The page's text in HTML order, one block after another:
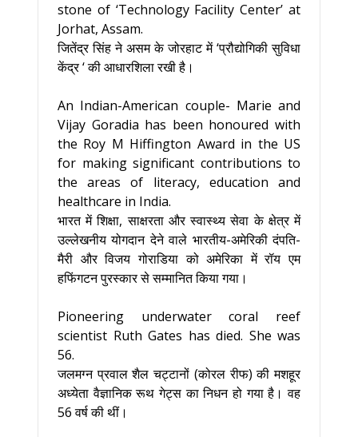
stone of ‘Technology Facility Center’ at
Jorhat, Assam.
जितेंद्र सिंह ने असम के जोरहाट में ‘प्रौद्योगिकी सुविधा
केंद्र ‘ की आधारशिला रखी है।
An Indian-American couple- Marie and
Vijay Goradia has been honoured with
the Roy M Hiffington Award in the US
for making significant contributions to
the areas of literacy, education and
healthcare in India.
भारत में शिक्षा, साक्षरता और स्वास्थ्य सेवा के क्षेत्र में
उल्लेखनीय योगदान देने वाले भारतीय-अमेरिकी दंपति-
मैरी और विजय गोराडिया को अमेरिका में रॉय एम
हफिंगटन पुरस्कार से सम्मानित किया गया।
Pioneering underwater coral reef
scientist Ruth Gates has died. She was
56.
जलमग्न प्रवाल शैल चट्टानों (कोरल रीफ) की मशहूर
अध्येता वैज्ञानिक रूथ गेट्स का निधन हो गया है। वह
56 वर्ष की थीं।